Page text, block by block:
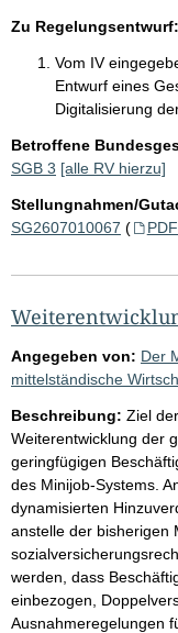
Zu Regelungsentwurf:
Vom IV
Entwurf eines
Digitalisierung
Betroffene
SGB 3 [alle RV hierzu]
Stellungnahmen/
SG2607010067 (
Angegeben von: Der
mittelständische
Beschreibung: Ziel
Weiterentwicklung der
geringfügigen
des Minijob-Systems.
dynamisierten
anstelle der bisherigen
werden, dass
einbezogen,
Ausnahmeregelungen